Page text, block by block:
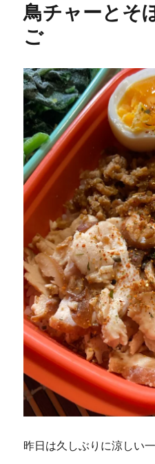
ー
に
鳥チャーとそ
ご
昨日は久しぶりに涼しい